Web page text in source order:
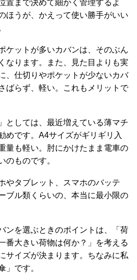
置まで決めて細かく管理するよ
ほうが、かえって使い勝手がいい
ケットが多いカバンは、そのぶん
なります。また、見た目よりも実
、仕切りやポケットが少ないカバ
ばらず、軽い。これもメリットで
としては、最近増えている薄マチ
めです。A4サイズがギリギリ入
量も軽い。肘にかけたまま電車の
のものです。
やタブレット、スマホのバッテ
ブル類くらいの、本当に最小限の
ンを選ぶときのポイントは、「荷
番大きい荷物は何か？」を考える
サイズが決まります。ちなみに私
」です。